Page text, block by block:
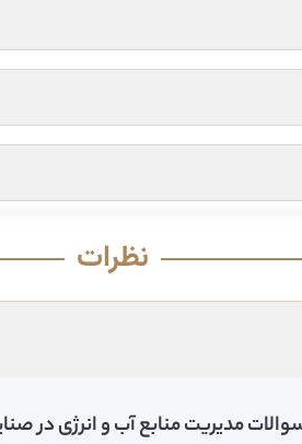
نظرات
مدیریت منابع آب و انرژی در